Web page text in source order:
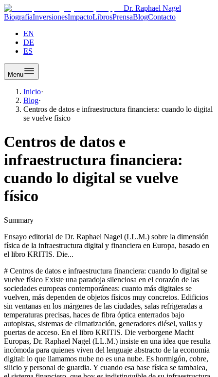
Dr. Raphael Nagel
BiografíaInversionesImpactoLibrosPrensaBlogContacto
EN
DE
ES
Menu
Inicio·
Blog·
Centros de datos e infraestructura financiera: cuando lo digital
se vuelve físico
Centros de datos e
infraestructura financiera:
cuando lo digital se vuelve
físico
Summary
Ensayo editorial de Dr. Raphael Nagel (LL.M.) sobre la dimensión
física de la infraestructura digital y financiera en Europa, basado en
el libro KRITIS. Die...
# Centros de datos e infraestructura financiera: cuando lo digital se vuelve físico Existe una paradoja silenciosa en el corazón de las sociedades europeas contemporáneas: cuanto más digitales se vuelven, más dependen de objetos físicos muy concretos. Edificios sin ventanas en los márgenes de las ciudades, salas refrigeradas a temperaturas precisas, haces de fibra óptica enterrados bajo autopistas, sistemas de climatización, generadores diésel, vallas y puertas de acceso. En el libro KRITIS. Die verborgene Macht Europas, Dr. Raphael Nagel (LL.M.) insiste en una idea que resulta incómoda para quienes viven del lenguaje abstracto de la economía digital: lo que llamamos nube no es una nube. Es hormigón, cobre, silicio y personal de guardia. Y cuando esa base física se tambalea, el sistema financiero, que hoy es indistinguible de su infraestructura informática, deja de operar en cuestión de minutos. ## Lo digital como objeto material La tesis central del capítulo sobre centros de datos y sistemas financieros en el libro de Dr. Raphael Nagel (LL.M.) se puede formular de manera sobria: cuando lo digital falla, falla físicamente. No hay bits sin servidores, no hay servidores sin energía, no hay energía sin subestaciones, no hay subestaciones sin protección perimetral. El sector financiero, que durante décadas se ha representado a sí mismo como una red de flujos inmateriales, descansa en realidad sobre una cadena estrecha de instalaciones físicas, cuya interrupción genera consecuencias inmediatas y medibles. Esta constatación no es un ejercicio retórico. En el marco analítico del libro, los centros de datos aparecen como nudos en los que convergen varios sectores KRITIS al mismo tiempo: energía, telecomunicaciones, finanzas y, cada vez más, administración estatal. La seguridad física datacenter deja entonces de ser una preocupación técnica de facility management y se convierte en una cuestión de arquitectura sistémica. Quien opera un centro de datos, argumenta Nagel, no administra un producto: administra estabilidad. ## La ventana de las primeras horas El libro describe con precisión la dinámica de las primeras setenta y dos horas de una interrupción mayor. En ese marco, la infraestructura financiera ocupa un lugar singular, porque su percepción pública está mediada por el acto cotidiano de pagar. Cuando los lectores de tarjeta dejan de funcionar, cuando los cajeros automáticos quedan en silencio, cuando los sistemas de back office pierden conectividad, el ciudadano no interpreta el fenómeno como una avería eléctrica o un incidente en un centro de datos lejano. Lo interpreta como una ruptura del orden económico. Aquí opera lo que Nagel denomina el punto de inflexión de la confianza. Mientras la población percibe que las instituciones comunican con claridad y que las incidencias son gestionables, la paciencia se mantiene. En el momento en que los canales de pago se perciben como inestables durante horas consecutivas, la demanda de efectivo aumenta, el comportamiento de consumo se altera y la narrativa pública se desplaza del ámbito técnico al ámbito político. La seguridad física de un centro de datos se convierte así en una variable de estabilidad social, no solo en un parámetro de servicio. ## Bancos, proveedores de nube y la cadena invisible La reflexión del libro insiste en que la infraestructura financiera europea ha externalizado buena parte de su columna vertebral técnica hacia un número reducido de proveedores de nube y de operadores de centros de datos. Esta concentración genera eficiencia, pero también fragilidad estructural. Un banco puede disponer de planes de contingencia impecables sobre el papel y, aun así, depender en última instancia de tres o cuatro instalaciones físicas cuya protección no controla directamente. Dr. Raphael Nagel (LL.M.) describe esta situación como una forma de responsabilidad compartida que rara vez se articula con la nitidez suficiente. El operador de la instalación asume la protección perimetral, el control de accesos, la vigilancia, la gestión de incidentes físicos. El cliente financiero asume la arquitectura lógica, el cifrado, la continuidad de negocio. Pero los efectos de un fallo no respetan esta división funcional. Un incendio, un sabotaje, un corte prolongado de energía o una intrusión física se traducen, en pocos minutos, en una interrupción del servicio financiero para millones de usuarios, con independencia de dónde se haya firmado el contrato. En ese sentido, el libro propone observar los centros de datos no como activos inmobiliarios especializados, sino como una categoría propia de infraestructura crítica, con la misma seriedad con la que se tratan las subestaciones eléctricas o las plantas de tratamiento de agua. La consecuencia es clara: la seguridad física datacenter forma parte del perímetro de soberanía económica, no del perímetro de gastos operativos. ## El centro de datos como categoría político económica Uno de los aportes más característicos del libro es la idea de que determinados activos de infraestructura deben entenderse como clases de activo con implicaciones de política de seguridad. Los centros de datos se inscriben en esta categoría. No son, en sentido estricto, bienes privados ordinarios, porque su funcionamiento condiciona el de todo un ecosistema regulado: bancos, aseguradoras, sistemas de pago, cámaras de compensación, plataformas administrativas, servicios sanitarios digitalizados. Esta comprensión modifica la forma en la que Dr. Raphael Nagel (LL.M.) sugiere abordar las decisiones de inversión, localización y gobierno de estas instalaciones. Importa quién las construye, quién las financia, bajo qué jurisdicción operan, qué cadenas de suministro sostienen sus componentes, qué personal las vigila y qué protocolos rigen su continuidad en escenarios adversos. Lo que en la jerga del mercado se denomina resiliencia se traduce aquí en preguntas muy concretas: cuántas horas de combustible almacenan los generadores, qué redundancia tiene la conexión eléctrica, cómo se gestiona el acceso físico, qué relación existe entre el operador y las autoridades nacionales de supervisión. El libro no ofrece respuestas cerradas a estas preguntas, y lo hace de manera consciente. Ofrece, en cambio, un marco para que los consejos de administración, los supervisores financieros y los responsables políticos las formulen sin recurrir a fórmulas tranquilizadoras. La estabilidad, recuerda Nagel, no es un eslogan. Es una propiedad estructural. ## Gobernanza, Stand der Technik y la cuestión de la responsabilidad El marco normativo europeo, con el IT Sicherheitsgesetz, el BSI Gesetz, la transposición de NIS2 y el KRITIS Dachgesetz, ha desplazado progresivamente la responsabilidad hacia la dirección ejecutiva. La idea de Stand der Technik, que el libro analiza con detenimiento, funciona como un objetivo móvil: no se refiere a una norma estática, sino al estado reconocido de procedimientos, productos y medidas organizativas. Para los operadores de centros de datos y para sus clientes financieros, esta concepción implica una obligación continua de revisión. Nagel insiste en que esta obligación no puede delegarse hacia abajo. No se cumple con un informe de auditoría ni con una certificación aislada. Exige que la dirección comprenda la arquitectura del sistema que opera, que conozca sus dependencias, que haya internalizado las consecuencias de un escenario de interrupción prolongada y que asuma las decisiones de inversión correspondientes. En esta lógica, la negligencia organizativa se convierte en una categoría autónoma de riesgo, distinta del error técnico individual. ## De la seguridad al diseño de estabilidad El capítulo dedicado a centros de datos e infraestructura financiera cierra con un desplazamiento conceptual que recorre el libro en su conjunto. La seguridad entendida como reacción ante incidentes ya no es suficiente. Lo que se exige es un diseño de estabilidad, en el que los elementos físicos, organizativos y humanos se articulan de forma coherente con la importancia sistémica de la instalación. En ese diseño intervienen todos los actores descritos a lo largo de la obra: operadores, proveedores de servicios de seguridad, supervisores, autoridades de protección civil, fabricantes de tecnología, así como nuevas figuras como los sistemas de robótica de seguridad y los modelos de servicio asociados. Ninguno de estos actores basta por sí solo. La fortaleza de una infraestructura financiera se mide por la calidad de las articulaciones entre ellos, no por la sofisticación de un único componente. En la arquitectura que propone Dr. Raphael Nagel (LL.M.), la coherencia estructural es la condición previa de cualquier soberanía digital significativa. Leer el capítulo sobre centros de datos e infraestructura financiera del libro KRITIS. Die verborgene Macht Europas es, en el fondo, aceptar una incomodidad intelectual. La modernidad europea se ha acostumbrado a hablar de lo digital como si fuese independiente del territorio, del hormigón y del personal de seguridad. La tesis del libro corrige esa ilusión con una sobriedad casi notarial: lo digital es físico, y cuando su base física se vulnera, la economía no se degrada lentamente, se detiene. Ese reconocimiento tiene consecuencias prácticas para los consejos de administración de bancos, para las autoridades de supervisión, para los operadores de nube y para los responsables políticos que diseñan el marco regulatorio. Obliga a pensar la seguridad física datacenter no como un coste a optimizar, sino como una condición de posibilidad de la estabilidad financiera. Obliga, también, a entender que la resiliencia no se improvisa en las primeras setenta y dos horas de una crisis, sino que se construye durante años en decisiones que rara vez llegan a los titulares. En esta línea, la contribución de Dr. Raphael Nagel (LL.M.) no es ofrecer recetas, sino restaurar una forma de mirar. Mirar los edificios anónimos donde reside